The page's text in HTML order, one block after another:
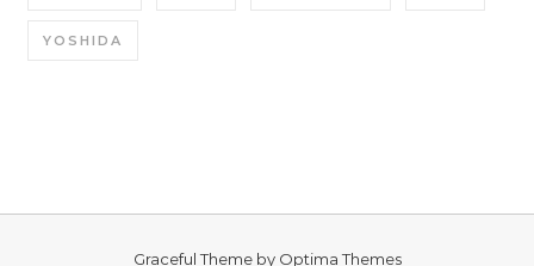
YOSHIDA
Graceful Theme by Optima Themes